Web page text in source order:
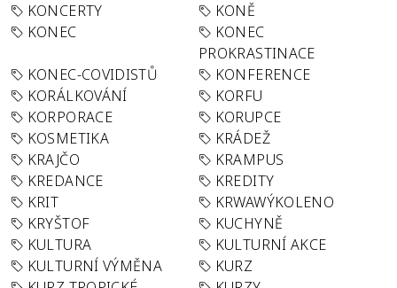
KONCERTY
KONĚ
KONEC
KONEC
PROKRASTINACE
KONEC-COVIDISTŮ
KONFERENCE
KORÁLKOVÁNÍ
KORFU
KORPORACE
KORUPCE
KOSMETIKA
KRÁDEŽ
KRAJČO
KRAMPUS
KREDANCE
KREDITY
KRIT
KRWAWÝKOLENO
KRYŠTOF
KUCHYNĚ
KULTURA
KULTURNÍ AKCE
KULTURNÍ VÝMĚNA
KURZ